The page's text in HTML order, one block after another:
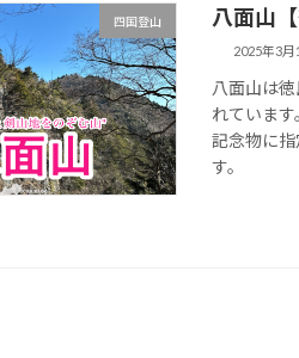
四国登山 八面山
2025年3月
八面山は
れていま
記念物に
す。